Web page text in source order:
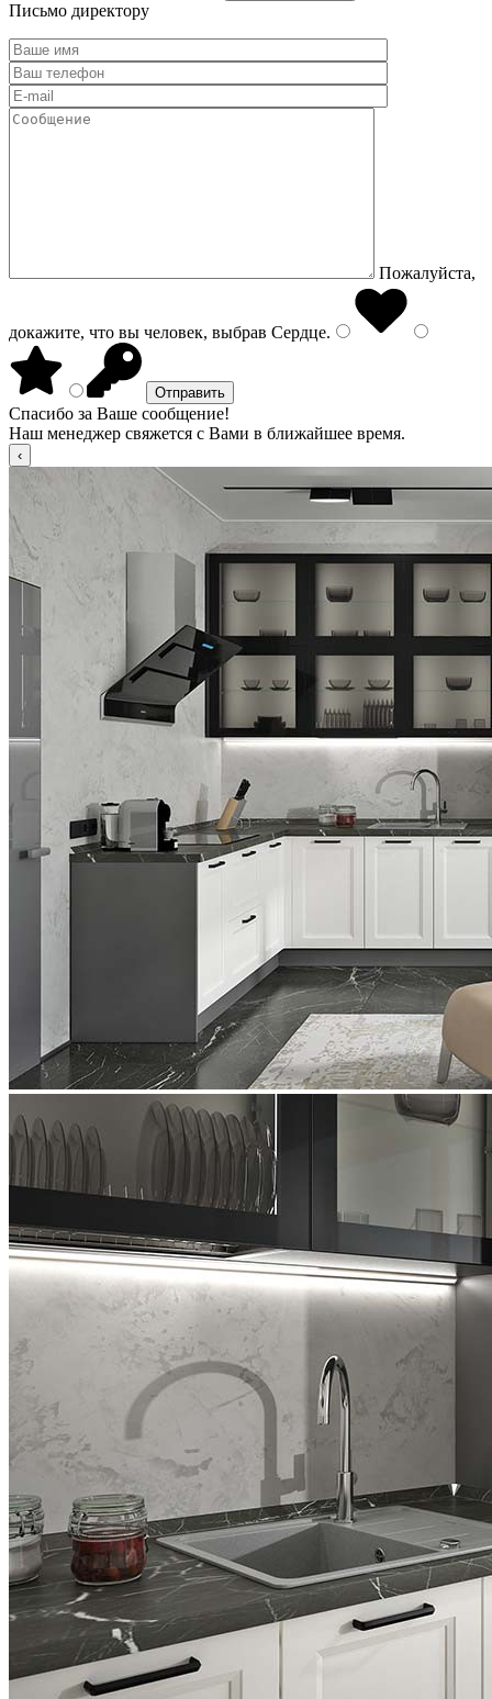
Письмо директору
Пожалуйста,
докажите, что вы человек, выбрав Сердце.
Спасибо за Ваше сообщение!
Наш менеджер свяжется с Вами в ближайшее время.